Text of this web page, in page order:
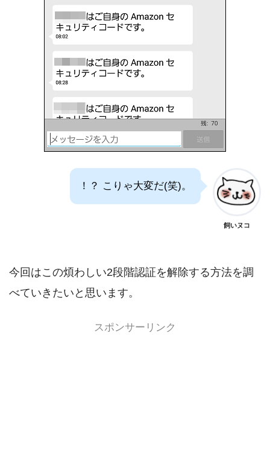
！？ こりゃ大変だ(笑)。
飼いヌコ
今回はこの煩わしい2段階認証を解除する方法を調
べていきたいと思います。
スポンサーリンク